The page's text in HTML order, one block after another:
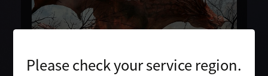
Please check your service region.